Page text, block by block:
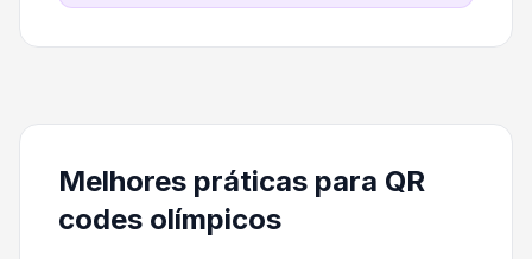
Melhores práticas para QR
codes olímpicos